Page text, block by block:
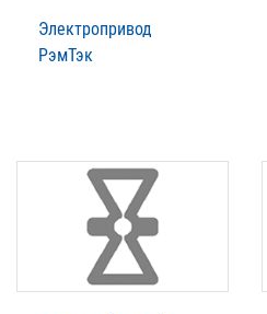
Электропривод
РэмТэк